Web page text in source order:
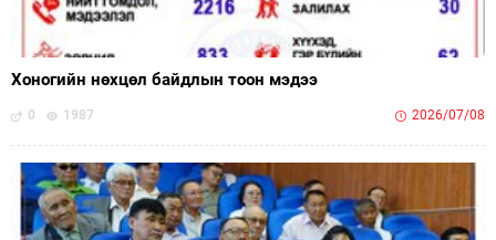
Хоногийн нөхцөл байдлын тоон мэдээ
0 1987 2026/07/08